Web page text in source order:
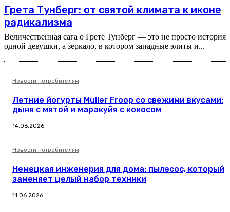
Грета Тунберг: от святой климата к иконе
радикализма
Величественная сага о Грете Тунберг — это не просто история
одной девушки, а зеркало, в котором западные элиты и...
Новости потребителям
Летние йогурты Muller Froop со свежими вкусами:
дыня с мятой и маракуйя с кокосом
14.06.2026
Новости потребителям
Немецкая инженерия для дома: пылесос, который
заменяет целый набор техники
11.06.2026